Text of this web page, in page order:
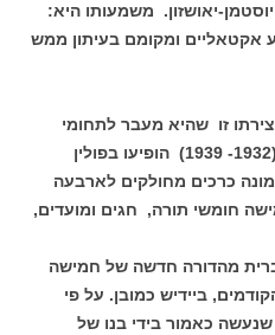
יאושזון. משמעותו היא:
ומקומם בעיתון ממש
זו שהיא מעבר לתחומי
העיתונות. בשנים תרצב-תרצט (1932- 1939) הופיעו בפולין
כרכים מחולקים לארבעה
חומשי תורה, חגים ומועדים,
הברית מהדורה חדשה של חמישה
ביידיש כמובן. על פי
כאמור בידי בנו של